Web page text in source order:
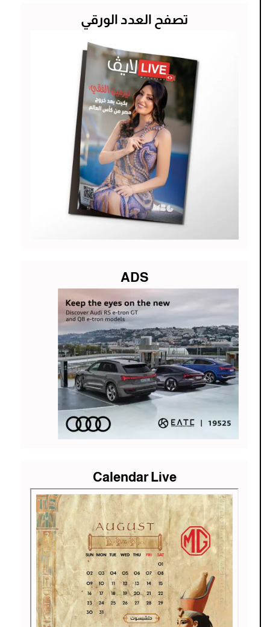
تصفح العدد الورقي
ADS
Calendar Live